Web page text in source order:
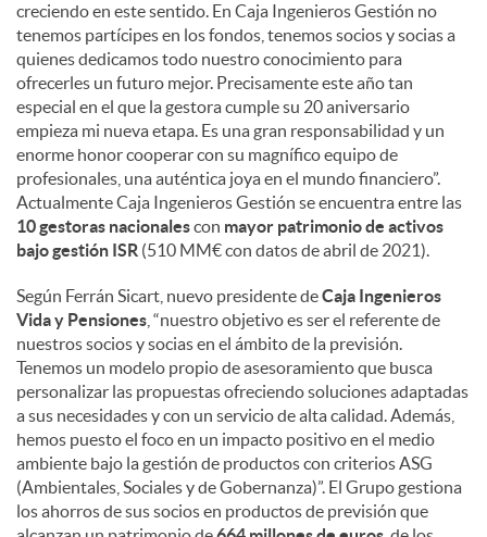
creciendo en este sentido. En Caja Ingenieros Gestión no
tenemos partícipes en los fondos, tenemos socios y socias a
quienes dedicamos todo nuestro conocimiento para
ofrecerles un futuro mejor. Precisamente este año tan
especial en el que la gestora cumple su 20 aniversario
empieza mi nueva etapa. Es una gran responsabilidad y un
enorme honor cooperar con su magnífico equipo de
profesionales, una auténtica joya en el mundo financiero”.
Actualmente Caja Ingenieros Gestión se encuentra entre las
10 gestoras nacionalescon mayor patrimonio de activos
bajo gestión ISR (510 MM€ con datos de abril de 2021).
Según Ferrán Sicart, nuevo presidente deCaja Ingenieros
Vida y Pensiones , “nuestro objetivo es ser el referente de
nuestros socios y socias en el ámbito de la previsión.
Tenemos un modelo propio de asesoramiento que busca
personalizar las propuestas ofreciendo soluciones adaptadas
a sus necesidades y con un servicio de alta calidad. Además,
hemos puesto el foco en un impacto positivo en el medio
ambiente bajo la gestión de productos con criterios ASG
(Ambientales, Sociales y de Gobernanza)”. El Grupo gestiona
los ahorros de sus socios en productos de previsión que